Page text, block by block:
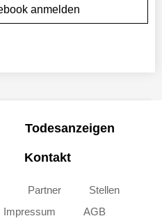
anmelden
Todesanzeigen
Kontakt
Partner
Stellen
Impressum AGB